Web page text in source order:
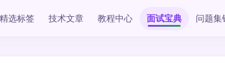
精选标签 技术文章 教程中心 面试宝典 问题集